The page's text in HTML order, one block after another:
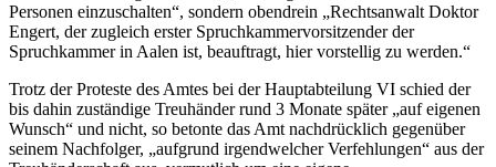
Personen einzuschalten“, sondern obendrein „Rechtsanwalt Doktor
Engert, der zugleich erster Spruchkammervorsitzender der
Spruchkammer in Aalen ist, beauftragt, hier vorstellig zu werden.“
Trotz der Proteste des Amtes bei der Hauptabteilung VI schied der
bis dahin zuständige Treuhänder rund 3 Monate später „auf eigenen
Wunsch“ und nicht, so betonte das Amt nachdrücklich gegenüber
seinem Nachfolger, „aufgrund irgendwelcher Verfehlungen“ aus der